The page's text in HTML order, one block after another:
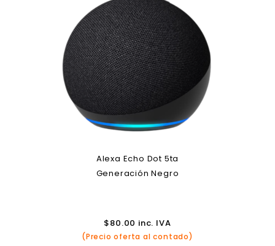
Alexa Echo Dot 5ta
Generación Negro
$80.00 inc. IVA
(Precio oferta al contado)